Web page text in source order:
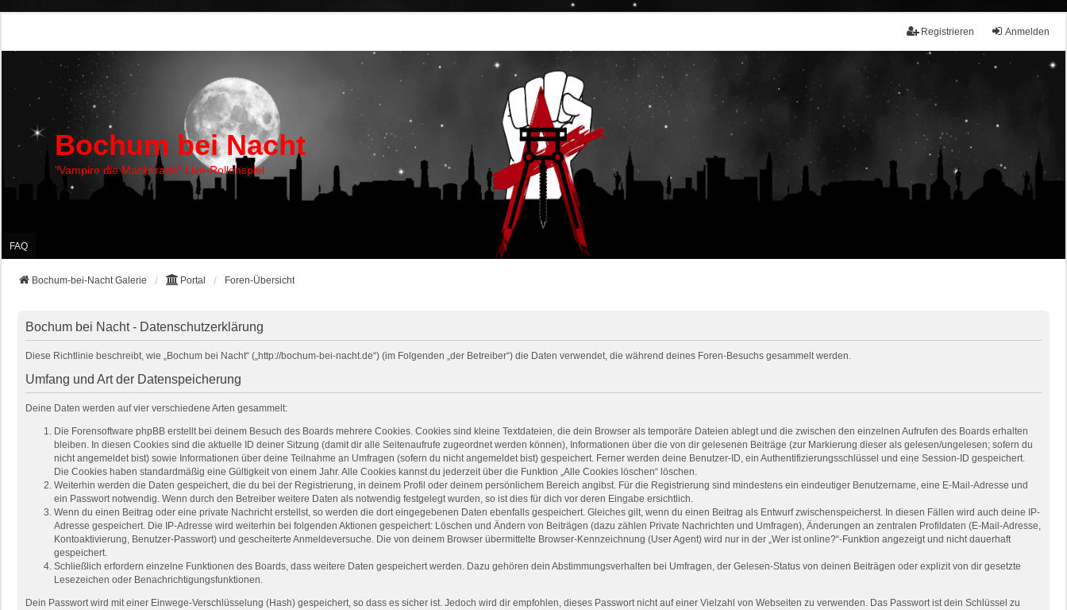
Anmelden
Registrieren
Bochum bei Nacht
"Vampire die Maskerade" Live-Rollenspiel
FAQ
Bochum-bei-Nacht Galerie Portal Foren-Übersicht
Bochum bei Nacht - Datenschutzerklärung
Diese Richtlinie beschreibt, wie „Bochum bei Nacht“ („http://bochum-bei-nacht.de“) (im Folgenden „der Betreiber“) die Daten verwendet, die während deines Foren-Besuchs gesammelt werden.
Umfang und Art der Datenspeicherung
Deine Daten werden auf vier verschiedene Arten gesammelt:
Die Forensoftware phpBB erstellt bei deinem Besuch des Boards mehrere Cookies. Cookies sind kleine Textdateien, die dein Browser als temporäre Dateien ablegt und die zwischen den einzelnen Aufrufen des Boards erhalten
bleiben. In diesen Cookies sind die aktuelle ID deiner Sitzung (damit dir alle Seitenaufrufe zugeordnet werden können), Informationen über die von dir gelesenen Beiträge (zur Markierung dieser als gelesen/ungelesen; sofern du
nicht angemeldet bist) sowie Informationen über deine Teilnahme an Umfragen (sofern du nicht angemeldet bist) gespeichert. Ferner werden deine Benutzer-ID, ein Authentifizierungsschlüssel und eine Session-ID gespeichert.
Die Cookies haben standardmäßig eine Gültigkeit von einem Jahr. Alle Cookies kannst du jederzeit über die Funktion „Alle Cookies löschen“ löschen.
Weiterhin werden die Daten gespeichert, die du bei der Registrierung, in deinem Profil oder deinem persönlichem Bereich angibst. Für die Registrierung sind mindestens ein eindeutiger Benutzername, eine E-Mail-Adresse und
ein Passwort notwendig. Wenn durch den Betreiber weitere Daten als notwendig festgelegt wurden, so ist dies für dich vor deren Eingabe ersichtlich.
Wenn du einen Beitrag oder eine private Nachricht erstellst, so werden die dort eingegebenen Daten ebenfalls gespeichert. Gleiches gilt, wenn du einen Beitrag als Entwurf zwischenspeicherst. In diesen Fällen wird auch deine IP-
Adresse gespeichert. Die IP-Adresse wird weiterhin bei folgenden Aktionen gespeichert: Löschen und Ändern von Beiträgen (dazu zählen Private Nachrichten und Umfragen), Änderungen an zentralen Profildaten (E-Mail-Adresse,
Kontoaktivierung, Benutzer-Passwort) und gescheiterte Anmeldeversuche. Die von deinem Browser übermittelte Browser-Kennzeichnung (User Agent) wird nur in der „Wer ist online?“-Funktion angezeigt und nicht dauerhaft
gespeichert.
Schließlich erfordern einzelne Funktionen des Boards, dass weitere Daten gespeichert werden. Dazu gehören dein Abstimmungsverhalten bei Umfragen, der Gelesen-Status von deinen Beiträgen oder explizit von dir gesetzte
Lesezeichen oder Benachrichtigungsfunktionen.
Dein Passwort wird mit einer Einwege-Verschlüsselung (Hash) gespeichert, so dass es sicher ist. Jedoch wird dir empfohlen, dieses Passwort nicht auf einer Vielzahl von Webseiten zu verwenden. Das Passwort ist dein Schlüssel zu